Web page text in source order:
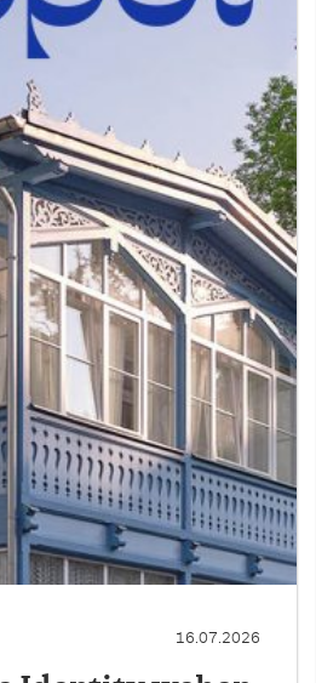
16.07.2026